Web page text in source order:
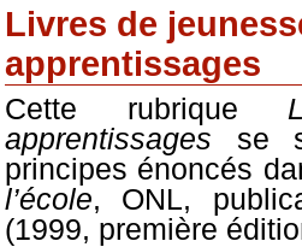
Livres de
apprentissages
Document
Actions
Cette rubrique
apprentissages se
principes énoncés
l’école, ONL,
(1999, première